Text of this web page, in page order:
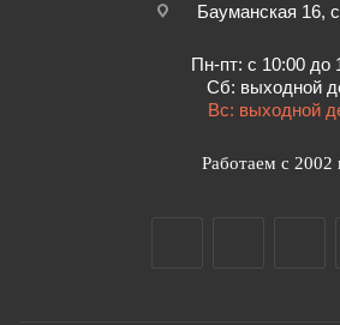
Бауманская 16,
Пн-пт: с 10:00 до
Сб: выходной
Вс: выходной
Работаем с 2002